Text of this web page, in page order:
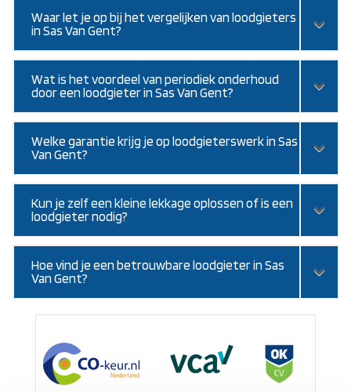
Waar let je op bij het vergelijken van loodgieters
in Sas Van Gent?
Wat is het voordeel van periodiek onderhoud
door een loodgieter in Sas Van Gent?
Welke garantie krijg je op loodgieterswerk in Sas
Van Gent?
Kun je zelf een kleine lekkage oplossen of is een
loodgieter nodig?
Hoe vind je een betrouwbare loodgieter in Sas
Van Gent?